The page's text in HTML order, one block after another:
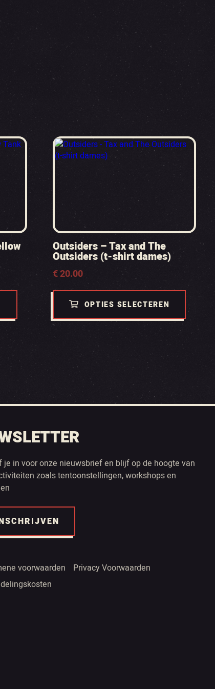
Outsiders – Tax and The
Outsiders (t-shirt dames)
€20.00
OPTIES SELECTEREN
je in voor onze nieuwsbrief en blijf op de hoogte van
zoals tentoonstellingen, workshops en
voorwaarden
Privacy Voorwaarden